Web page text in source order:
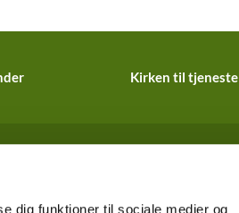
dig funktioner til sociale medier og
Kirken til tjeneste